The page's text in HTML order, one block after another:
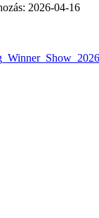
2026-04-16